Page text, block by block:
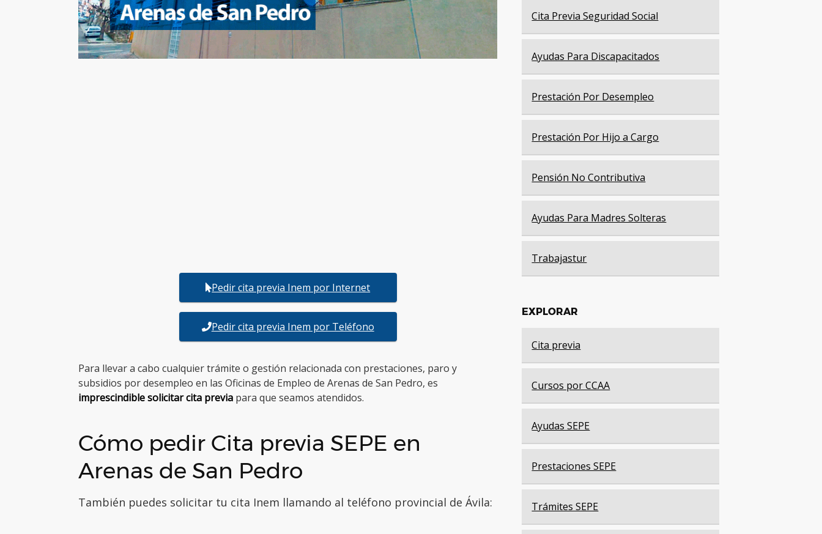
Pedir cita previa Inem por Internet
Pedir cita previa Inem por Teléfono
Para llevar a cabo cualquier trámite o gestión relacionada con prestaciones, paro y
subsidios por desempleo en las Oficinas de Empleo de Arenas de San Pedro, es
imprescindible solicitar cita previa para que seamos atendidos.
Cómo pedir Cita previa SEPE en
Arenas de San Pedro
También puedes solicitar tu cita Inem llamando al teléfono provincial de Ávila:
Cita Previa Seguridad Social
Ayudas Para Discapacitados
Prestación Por Desempleo
Prestación Por Hijo a Cargo
Pensión No Contributiva
Ayudas Para Madres Solteras
Trabajastur
EXPLORAR
Cita previa
Cursos por CCAA
Ayudas SEPE
Prestaciones SEPE
Trámites SEPE